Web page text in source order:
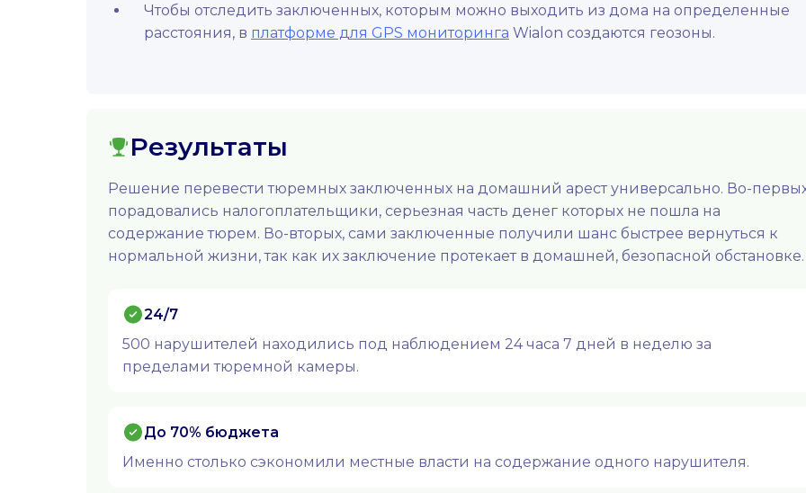
Чтобы отследить заключенных, которым можно выходить из дома на определенные
расстояния, в платформе для GPS мониторинга Wialon создаются геозоны.
Результаты
Решение перевести тюремных заключенных на домашний арест универсально. Во-
порадовались налогоплательщики, серьезная часть денег которых не пошла на
содержание тюрем. Во-вторых, сами заключенные получили шанс быстрее вернуться к
нормальной жизни, так как их заключение протекает в домашней, безопасной обстановке.
24/7
500 нарушителей находились под наблюдением 24 часа 7 дней в неделю за
пределами тюремной камеры.
До 70% бюджета
Именно столько сэкономили местные власти на содержание одного нарушителя.